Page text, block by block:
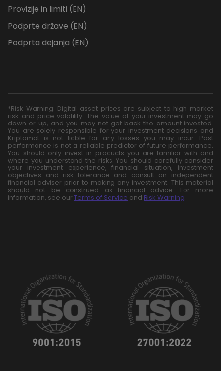
Provizije in limiti (EN)
Podprte države (EN)
Podprta dejanja (EN)
*Risk Warning: Digital asset prices are subject to high market
risk and price volatility. The value of your investment may go
down or up, and you may not get back the amount invested.
You are solely responsible for your investment decisions and
Kriptomat is not liable for any losses you may incur. Past
performance is not a reliable predictor of future performance.
You should only invest in products you are familiar with and
where you understand the risks. You should carefully consider
your investment experience, financial situation, investment
objectives and risk tolerance and consult an independent
financial adviser prior to making any investment. This material
should not be construed as financial advice. For more
information, see our Terms of Service and Risk Warning.